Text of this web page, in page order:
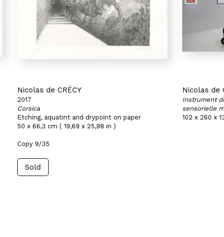
Nicolas de CRÉCY
2017
Corsica
Etching, aquatint and drypoint on paper
50 x 66,3 cm ( 19,69 x 25,98 in )
Copy 9/35
Sold
Nicolas de
Instrument
sensorielle
102 x 260 x